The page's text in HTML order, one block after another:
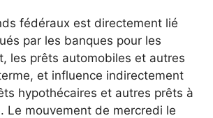
fédéraux est directement lié
par les banques pour les
les prêts automobiles et autres
et influence indirectement
hypothécaires et autres prêts à
Le mouvement de mercredi le